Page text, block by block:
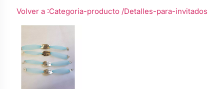
Volver a :Categoria-producto /Detalles-para-invitados